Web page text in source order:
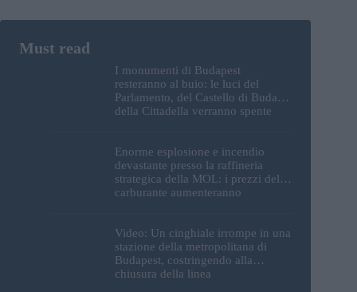
I monumenti di Budapest
resteranno al buio: le luci del
Parlamento, del Castello di Buda e
della Cittadella verranno spente
Enorme esplosione e incendio
devastante presso la raffineria
strategica della MOL: i prezzi del
carburante aumenteranno
Video: Un cinghiale irrompe in una
stazione della metropolitana di
Budapest, costringendo alla
chiusura della linea